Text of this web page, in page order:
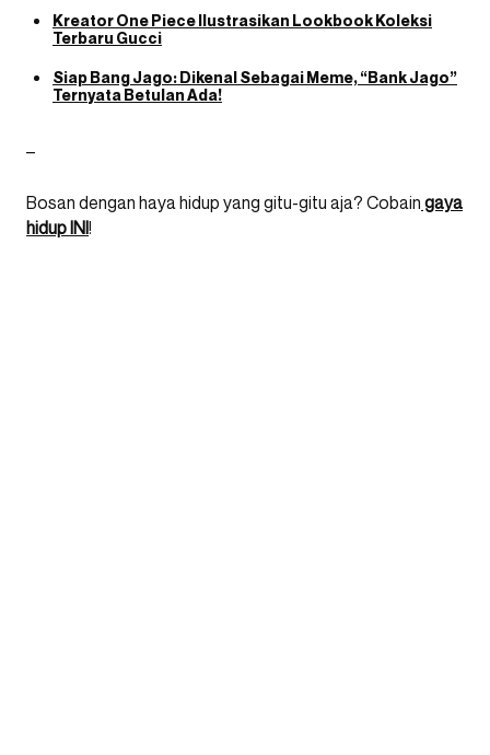
Kreator One Piece Ilustrasikan Lookbook Koleksi
Terbaru Gucci
Siap Bang Jago: Dikenal Sebagai Meme, “Bank Jago”
Ternyata Betulan Ada!
–
Bosan dengan haya hidup yang gitu-gitu aja? Cobain gaya
hidup INI!